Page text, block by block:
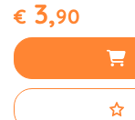
€ 3,90